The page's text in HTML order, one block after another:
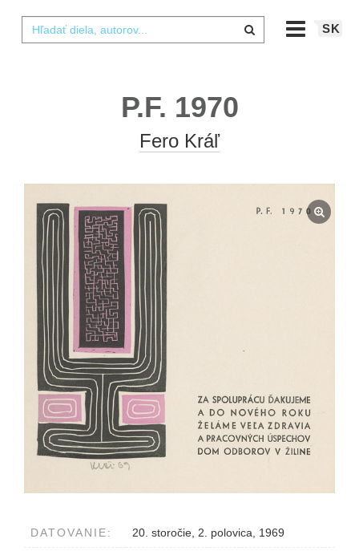
SK
P.F. 1970
Fero Kráľ
DATOVANIE: 20. storočie, 2. polovica, 1969